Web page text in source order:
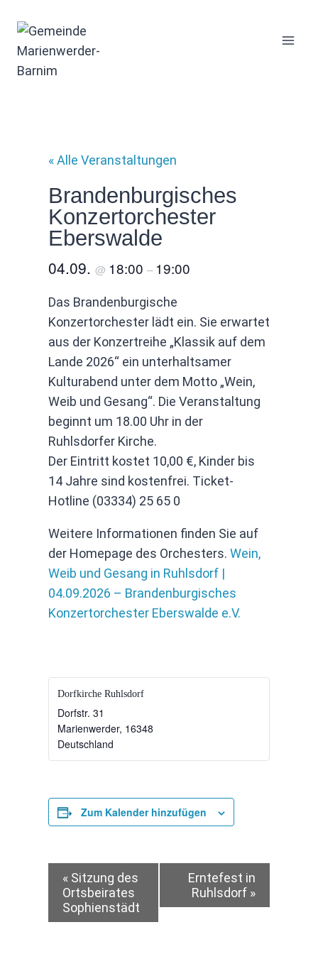
Inhalt
springen
« Alle Veranstaltungen
Brandenburgisches
Konzertorchester
Eberswalde
04.09. @ 18:00 – 19:00
Das Brandenburgische
Konzertorchester lädt ein. Sie erwartet
aus der Konzertreihe „Klassik auf dem
Lande 2026“ ein unterhaltsamer
Kulturabend unter dem Motto „Wein,
Weib und Gesang“. Die Veranstaltung
beginnt um 18.00 Uhr in der
Ruhlsdorfer Kirche.
Der Eintritt kostet 10,00 €, Kinder bis
14 Jahre sind kostenfrei. Ticket-
Hotline (03334) 25 65 0
Weitere Informationen finden Sie auf
der Homepage des Orchesters. Wein,
Weib und Gesang in Ruhlsdorf |
04.09.2026 – Brandenburgisches
Konzertorchester Eberswalde e.V.
Dorfkirche Ruhlsdorf
Dorfstr. 31
Marienwerder, 16348
Deutschland
Zum Kalender hinzufügen
Veranstaltung-
Navigation
« Sitzung des
Ortsbeirates
Sophienstädt
Erntefest in
Ruhlsdorf »